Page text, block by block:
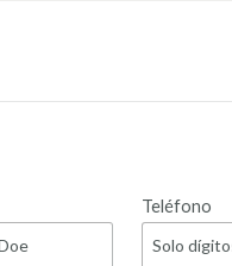
Teléfono